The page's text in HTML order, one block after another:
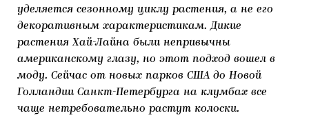
уделяется сезонному циклу растения, а не его
декоративным характеристикам. Дикие
растения Хай-Лайна были непривычны
американскому глазу, но этот подход вошел в
моду. Сейчас от новых парков США до Новой
Голландии Санкт-Петербурга на клумбах все
чаще нетребовательно растут колоски.